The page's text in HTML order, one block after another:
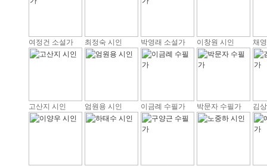
여정건 소설가 최정숙 시인 박영래 소설가 이창원 시인 채
고산지 시인 엄원용 시인 이금례 수필가 박문자 수필가 김